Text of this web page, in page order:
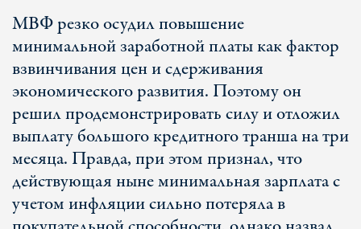
МВФ резко осудил повышение
минимальной заработной платы как фактор
взвинчивания цен и сдерживания
экономического развития. Поэтому он
решил продемонстрировать силу и отложил
выплату большого кредитного транша на три
месяца. Правда, при этом признал, что
действующая ныне минимальная зарплата с
учетом инфляции сильно потеряла в